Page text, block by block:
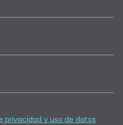
privacidad y uso de datos